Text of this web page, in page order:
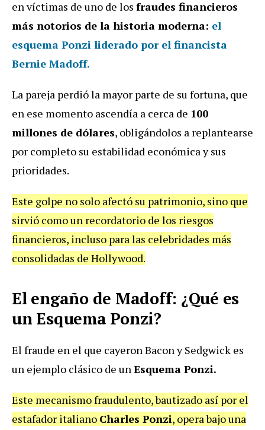
en víctimas de uno de los fraudes financieros
más notorios de la historia moderna: el
esquema Ponzi liderado por el financista
Bernie Madoff.
La pareja perdió la mayor parte de su fortuna, que
en ese momento ascendía a cerca de 100
millones de dólares, obligándolos a replantearse
por completo su estabilidad económica y sus
prioridades.
Este golpe no solo afectó su patrimonio, sino que
sirvió como un recordatorio de los riesgos
financieros, incluso para las celebridades más
consolidadas de Hollywood.
El engaño de Madoff: ¿Qué es
un Esquema Ponzi?
El fraude en el que cayeron Bacon y Sedgwick es
un ejemplo clásico de un Esquema Ponzi.
Este mecanismo fraudulento, bautizado así por el
estafador italiano Charles Ponzi, opera bajo una